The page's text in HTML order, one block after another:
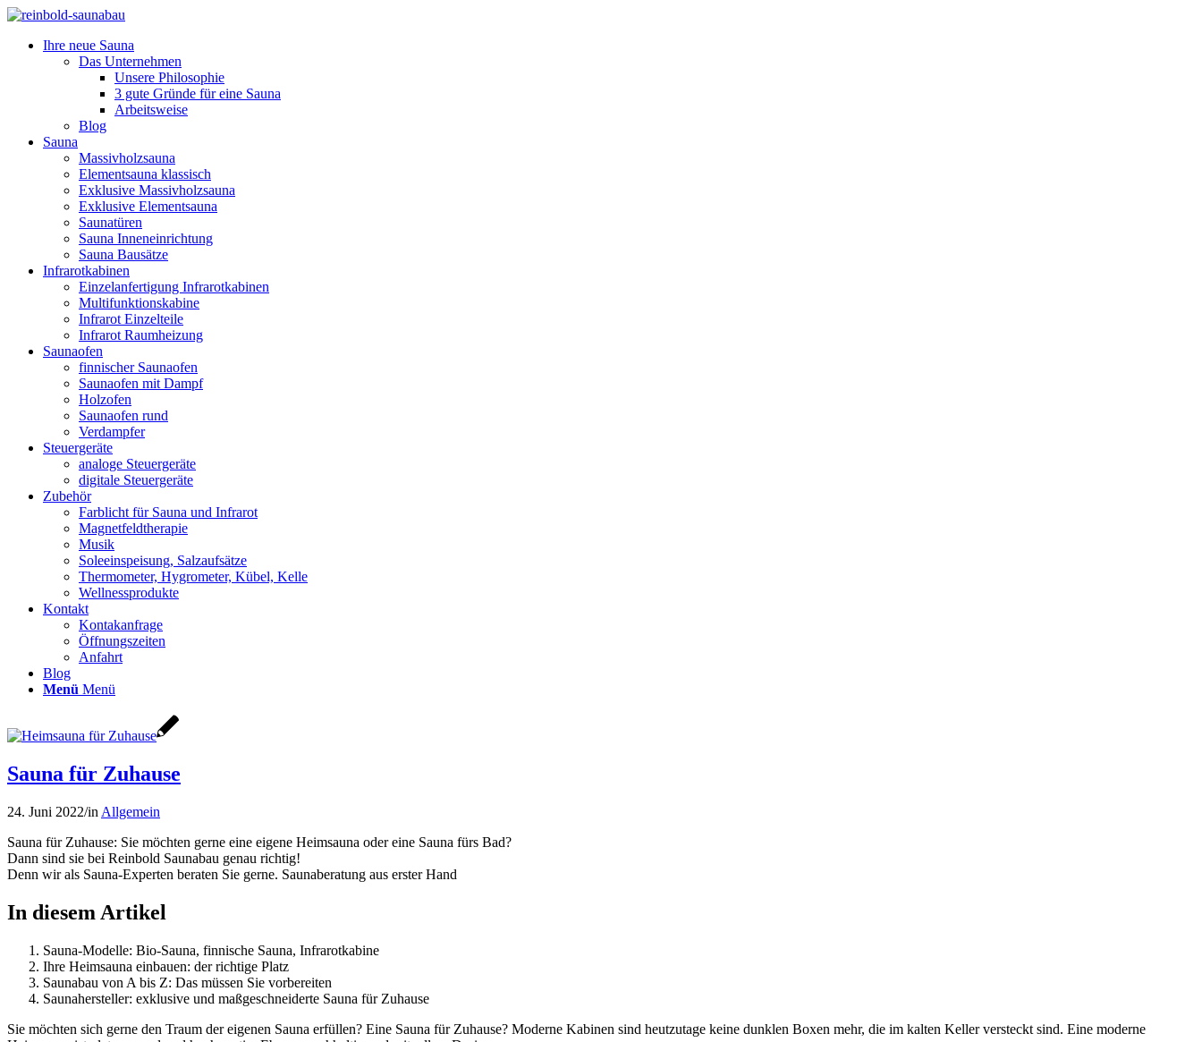
Ihre neue Sauna
Das Unternehmen
Unsere Philosophie
3 gute Gründe für eine Sauna
Arbeitsweise
Blog
Sauna
Massivholzsauna
Elementsauna klassisch
Exklusive Massivholzsauna
Exklusive Elementsauna
Saunatüren
Sauna Inneneinrichtung
Sauna Bausätze
Infrarotkabinen
Einzelanfertigung Infrarotkabinen
Multifunktionskabine
Infrarot Einzelteile
Infrarot Raumheizung
Saunaofen
finnischer Saunaofen
Saunaofen mit Dampf
Holzofen
Saunaofen rund
Verdampfer
Steuergeräte
analoge Steuergeräte
digitale Steuergeräte
Zubehör
Farblicht für Sauna und Infrarot
Magnetfeldtherapie
Musik
Soleeinspeisung, Salzaufsätze
Thermometer, Hygrometer, Kübel, Kelle
Wellnessprodukte
Kontakt
Kontakanfrage
Öffnungszeiten
Anfahrt
Blog
Menü Menü
Sauna für Zuhause
24. Juni 2022/in Allgemein
Sauna für Zuhause: Sie möchten gerne eine eigene Heimsauna oder eine Sauna fürs Bad?
Dann sind sie bei Reinbold Saunabau genau richtig!
Denn wir als Sauna-Experten beraten Sie gerne. Saunaberatung aus erster Hand
In diesem Artikel
Sauna-Modelle: Bio-Sauna, finnische Sauna, Infrarotkabine
Ihre Heimsauna einbauen: der richtige Platz
Saunabau von A bis Z: Das müssen Sie vorbereiten
Saunahersteller: exklusive und maßgeschneiderte Sauna für Zuhause
Sie möchten sich gerne den Traum der eigenen Sauna erfüllen? Eine Sauna für Zuhause? Moderne Kabinen sind heutzutage keine dunklen Boxen mehr, die im kalten Keller versteckt sind. Eine moderne